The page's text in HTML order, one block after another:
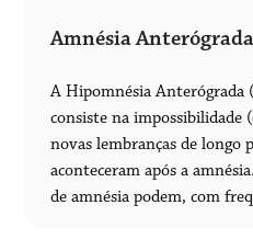
Amnésia Anterógrada
A Hipomnésia Anterógrada
consiste na impossibilidade
novas lembranças de longo
aconteceram após a
de amnésia podem, com